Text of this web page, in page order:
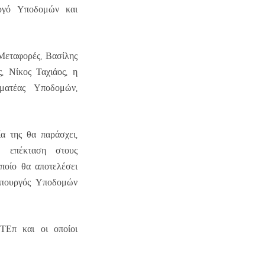
Υποδομών και
Βασίλης
Νίκος Ταχιάος, η
Υποδομών,
της θα παράσχει,
στους
θα αποτελέσει
Υποδομών
και οι οποίοι